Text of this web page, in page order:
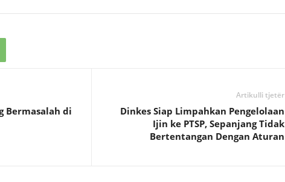
Bermasalah di
Artikulli tjetër
Dinkes Siap Limpahkan Pengelolaan
Ijin ke PTSP, Sepanjang Tidak
Bertentangan Dengan Aturan